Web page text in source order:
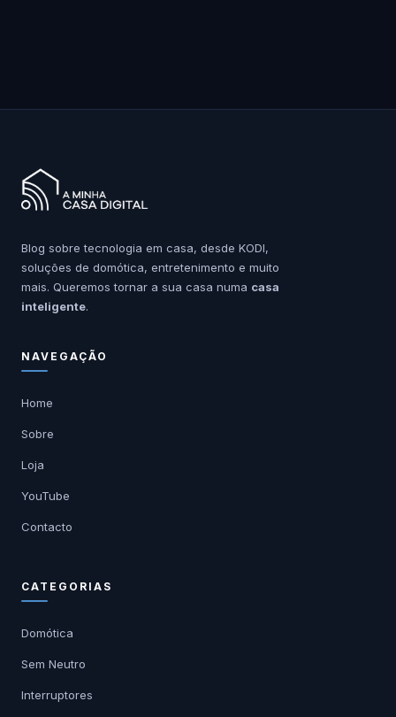
Blog sobre tecnologia em casa, desde KODI,
soluções de domótica, entretenimento e muito
mais. Queremos tornar a sua casa numa casa
inteligente.
NAVEGAÇÃO
Home
Sobre
Loja
YouTube
Contacto
CATEGORIAS
Domótica
Sem Neutro
Interruptores